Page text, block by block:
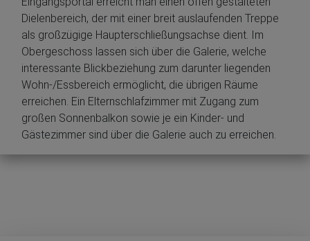
Dielenbereich, der mit einer breit auslaufenden Treppe
als großzügige Haupterschließungsachse dient. Im
Obergeschoss lassen sich über die Galerie, welche
interessante Blickbeziehung zum darunter liegenden
Wohn-/Essbereich ermöglicht, die übrigen Räume
erreichen. Ein Elternschlafzimmer mit Zugang zum
großen Sonnenbalkon sowie je ein Kinder- und
Gästezimmer sind über die Galerie auch zu erreichen.